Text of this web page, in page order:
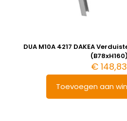
DUA M10A 4217 DAKEA
(B78xH160)
€ 148,83
Toevoegen aan